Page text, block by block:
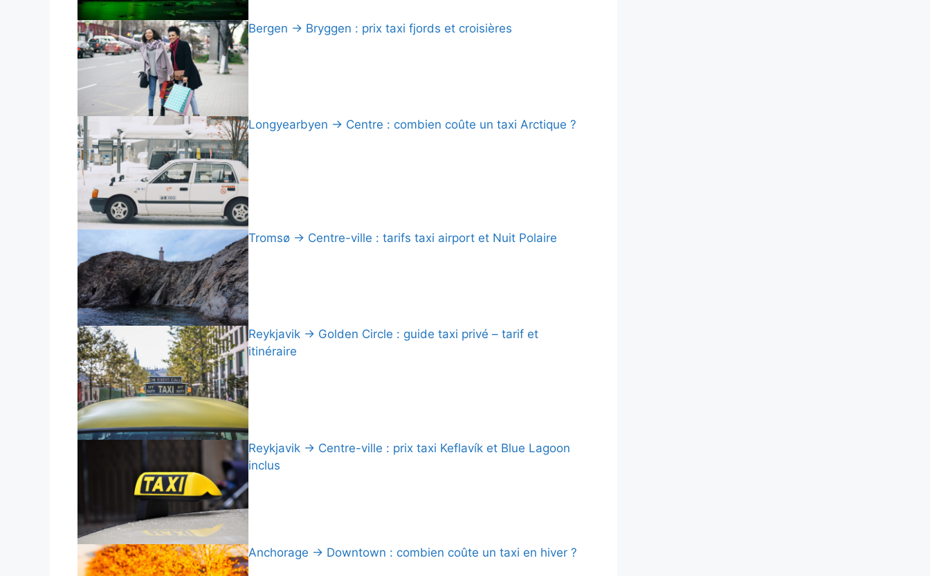
Bergen → Bryggen : prix taxi fjords et croisières
Longyearbyen → Centre : combien coûte un taxi Arctique ?
Tromsø → Centre-ville : tarifs taxi airport et Nuit Polaire
Reykjavik → Golden Circle : guide taxi privé – tarif et
itinéraire
Reykjavik → Centre-ville : prix taxi Keflavík et Blue Lagoon
inclus
Anchorage → Downtown : combien coûte un taxi en hiver ?